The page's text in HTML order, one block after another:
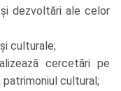
dezvoltări ale celor
culturale;
cercetări pe
cultural;